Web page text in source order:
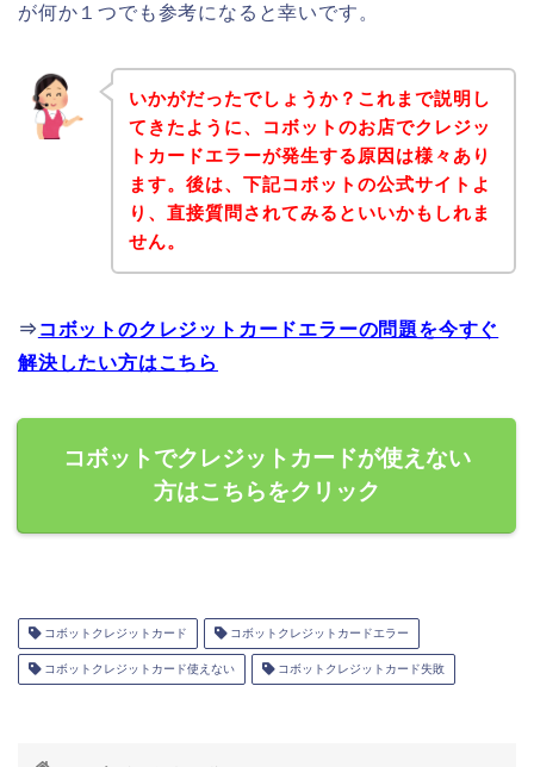
が何か１つでも参考になると幸いです。
いかがだったでしょうか？これまで説明し
てきたように、コボットのお店でクレジッ
トカードエラーが発生する原因は様々あり
ます。後は、下記コボットの公式サイトよ
り、直接質問されてみるといいかもしれま
せん。
⇒ コボットのクレジットカードエラーの問題を今すぐ
解決したい方はこちら
コボットでクレジットカードが使えない
方はこちらをクリック
コボットクレジットカード コボットクレジットカードエラー
コボットクレジットカード使えない コボットクレジットカード失敗